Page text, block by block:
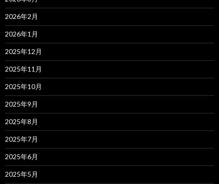
2026年2月
2026年1月
2025年12月
2025年11月
2025年10月
2025年9月
2025年8月
2025年7月
2025年6月
2025年5月